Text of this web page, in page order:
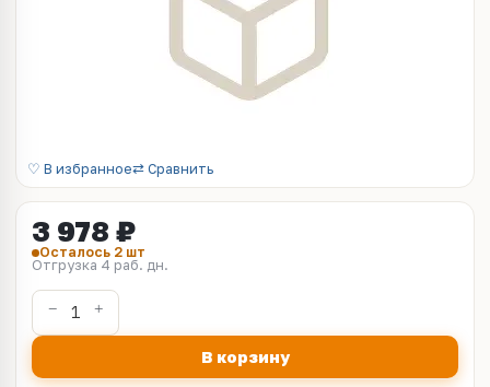
♡ В избранное⇄ Сравнить
3 978 ₽
Осталось 2 шт
Отгрузка 4 раб. дн.
В корзину